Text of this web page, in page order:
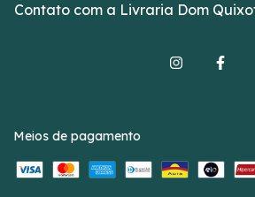
Contato com a Livraria Dom
Meios de pagamento